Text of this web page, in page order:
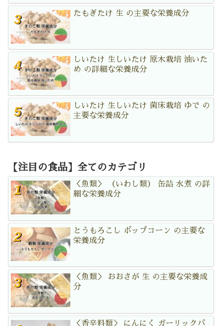
たもぎたけ 生 の主要な栄養成分
しいたけ 生しいたけ 原木栽培 油いた
め の詳細な栄養成分
しいたけ 生しいたけ 菌床栽培 ゆで の
主要な栄養成分
【注目の食品】全てのカテゴリ
＜魚類＞ （いわし類） 缶詰 水煮 の詳
細な栄養成分
とうもろこし ポップコーン の主要な
栄養成分
＜魚類＞ おおさが 生 の主要な栄養成
分
＜香辛料類＞ にんにく ガーリックパ